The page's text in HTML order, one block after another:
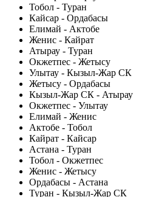
Тобол - Туран
Кайсар - Ордабасы
Елимай - Актобе
Женис - Кайрат
Атырау - Туран
Окжетпес - Жетысу
Улытау - Кызыл-Жар СК
Жетысу - Ордабасы
Кызыл-Жар СК - Атырау
Окжетпес - Улытау
Елимай - Женис
Актобе - Тобол
Кайрат - Кайсар
Астана - Туран
Тобол - Окжетпес
Женис - Жетысу
Ордабасы - Астана
Туран - Кызыл-Жар СК